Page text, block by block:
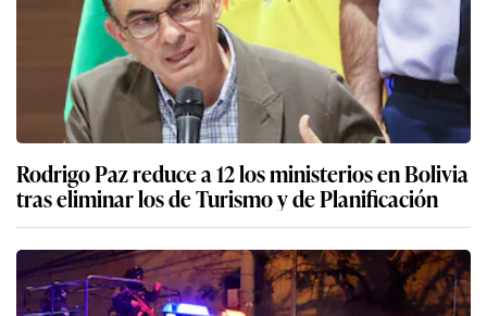
Rodrigo Paz reduce a 12 los ministerios en Bolivia
tras eliminar los de Turismo y de Planificación